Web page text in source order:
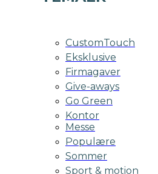
CustomTouch
Eksklusive
Firmagaver
Give-aways
Go Green
Kontor
Messe
Populære
Sommer
Sport & motion